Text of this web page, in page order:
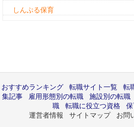
しんぷる保育
おすすめランキング 転職サイト一覧 転
集記事
雇用形態別の転職 施設別の転職
職
転職に役立つ資格
運営者情報
サイトマップ お問